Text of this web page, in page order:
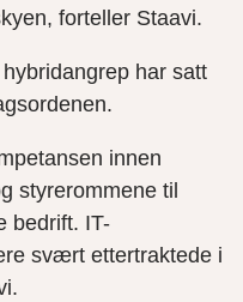
forteller Staavi.
har satt
innen
styrerommene til
bedrift. IT-
svært ettertraktede i